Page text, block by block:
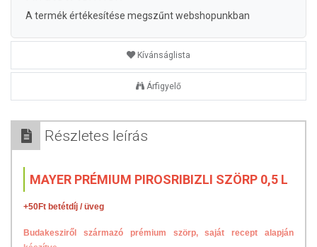
A termék értékesítése megszűnt webshopunkban
Kívánságlista
Árfigyelő
Részletes leírás
MAYER PRÉMIUM PIROSRIBIZLI SZÖRP 0,5 L
+50Ft betétdíj / üveg
Budakesziről származó prémium szörp, saját recept alapján